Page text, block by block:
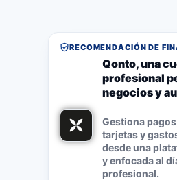
RECOMENDACIÓN DE
Qonto, una
profesional
negocios y
Gestiona
tarjetas y
desde una
y enfocada al
profesional.